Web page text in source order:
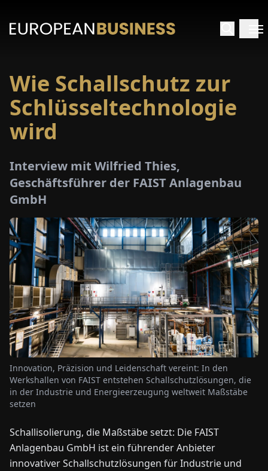
PAPER
NEWS
ÜBER
UNS
ENDEFRES ITNLPLHU
ZU
UNS
Wie Schallschutz zur
Schlüsseltechnologie
wird
Interview mit Wilfried Thies,
Geschäftsführer der FAIST Anlagenbau
GmbH
Innovation, Präzision und Leidenschaft vereint: In den
Werkshallen von FAIST entstehen Schallschutzlösungen, die
in der Industrie und Energieerzeugung weltweit Maßstäbe
setzen
Schallisolierung, die Maßstäbe setzt: Die FAIST
Anlagenbau GmbH ist ein führender Anbieter
innovativer Schallschutzlösungen für Industrie und